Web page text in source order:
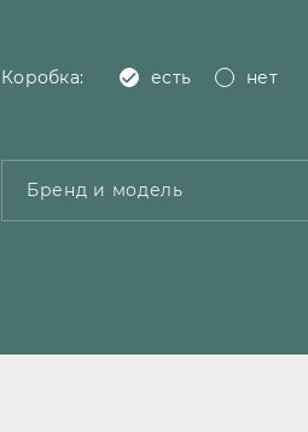
Коробка: есть нет